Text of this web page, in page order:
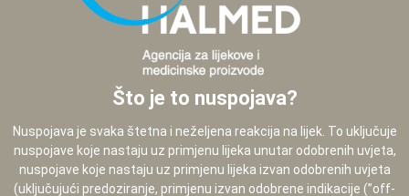
Što je to nuspojava?
Nuspojava je svaka štetna i neželjena reakcija na lijek. To uključuje
nuspojave koje nastaju uz primjenu lijeka unutar odobrenih uvjeta,
nuspojave koje nastaju uz primjenu lijeka izvan odobrenih uvjeta
(uključujući predoziranje, primjenu izvan odobrene indikacije (”off-